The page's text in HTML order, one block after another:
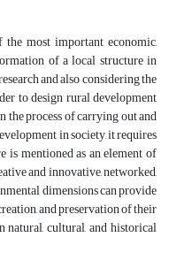
most important economic,
of a local structure in
and also considering the
to design rural development
the process of carrying out and
in society, it requires
is mentioned as an element of
and innovative, networked,
dimensions can provide
and preservation of their
cultural, and historical